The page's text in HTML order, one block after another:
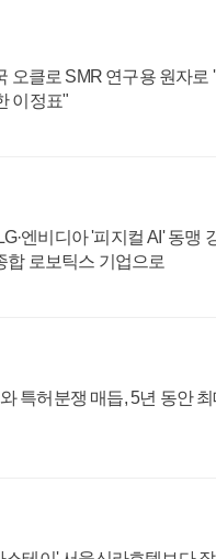
오클로 SMR 연구용 원자로 '
이정표"
엔비디아 '피지컬 AI' 동맹
합 로보틱스 기업으로
특허분쟁 매듭, 5년 동안 최